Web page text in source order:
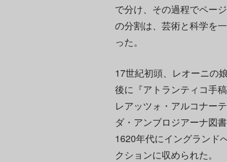
で分け、その過程でペー
の分割は、芸術と科学を
った。
17世紀初頭、レオーニの
後に『アトランティコ手
レアッツォ・アルコナー
ダ・アンブロジアーナ図
1620年代にイングランド
クションに収められた。